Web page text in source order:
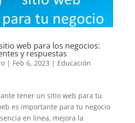
web para los negocios:
y respuestas
| Feb 6, 2023 | Educación
tener un sitio web para tu
es importante para tu negocio
en línea, mejora la